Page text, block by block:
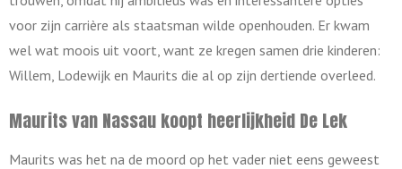
voor zijn carrière als staatsman wilde openhouden. Er kwam
wel wat moois uit voort, want ze kregen samen drie kinderen:
Willem, Lodewijk en Maurits die al op zijn dertiende overleed.
Maurits van Nassau koopt heerlijkheid De Lek
Maurits was het na de moord op het vader niet eens geweest